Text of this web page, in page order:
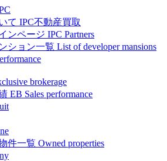
て IPC不動産買取
ンページ IPC Partners
ション一覧 List of developer mansions
brokerage
EB Sales performance
件一覧 Owned properties